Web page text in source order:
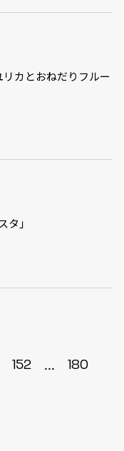
カとおねだりフルー
タ」
152 ... 180